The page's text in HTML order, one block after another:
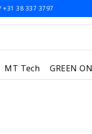
38 337 3797
MT Tech GREEN ON